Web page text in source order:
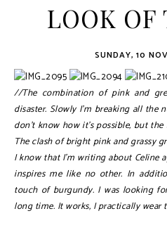
LOOK OF
SUNDAY, 10
//The combination of pink and
disaster. Slowly I'm breaking all the
don't know how it's possible, but
The clash of bright pink and grassy
I know that I'm writing about Celine
inspires me like no other. In
touch of burgundy. I was looking
long time. It works, I practically wear